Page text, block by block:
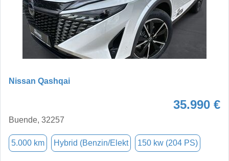
Nissan Qashqai
35.990 €
Buende, 32257
5.000 km Hybrid (Benzin/Elekt 150 kw (204 PS)